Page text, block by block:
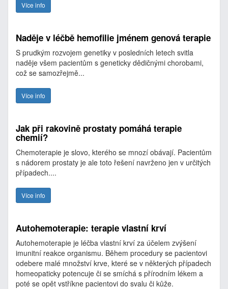
Více info
Naděje v léčbě hemofilie jménem genová terapie
S prudkým rozvojem genetiky v posledních letech svitla
naděje všem pacientům s geneticky dědičnými chorobami,
což se samozřejmě...
Více info
Jak při rakovině prostaty pomáhá terapie
chemií?
Chemoterapie je slovo, kterého se mnozí obávají. Pacientům
s nádorem prostaty je ale toto řešení navrženo jen v určitých
případech....
Více info
Autohemoterapie: terapie vlastní krví
Autohemoterapie je léčba vlastní krví za účelem zvýšení
imunitní reakce organismu. Během procedury se pacientovi
odebere malé množství krve, které se v některých případech
homeopaticky potencuje či se smíchá s přírodním lékem a
poté se opět vstříkne pacientovi do svalu či kůže.